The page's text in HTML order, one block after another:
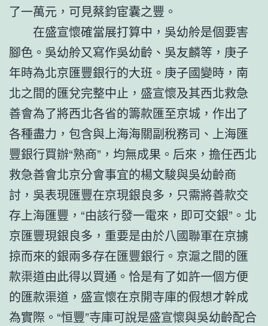
了一萬元，可見蔡鈞宦囊之豐。
在盛宣懷確當展打算中，吳幼舲是個要害
腳色。吳幼舲又寫作吳幼齡、吳友麟等，庚子
年時為北京匯豐銀行的大班。庚子國變時，南
北之間的匯兌完整中止，盛宣懷及其西北救急
善會為了將西北各省的籌款匯至京城，作出了
各種盡力，包含與上海海關副稅務司、上海匯
豐銀行買辦“熟商”，均無成果。后來，擔任西北
救急善會北京分會事宜的楊文駿與吳幼齡商
討，吳表現匯豐在京現銀良多，只需將善款交
存上海匯豐，“由該行發一電來，即可交銀”。北
京匯豐現銀良多，重要是由於八國聯軍在京擄
掠而來的銀兩多存在匯豐銀行。京滬之間的匯
款渠道由此得以買通。恰是有了如許一個方便
的匯款渠道，盛宣懷在京開寺庫的假想才幹成
為實際。“恒豐”寺庫可說是盛宣懷與吳幼齡配合